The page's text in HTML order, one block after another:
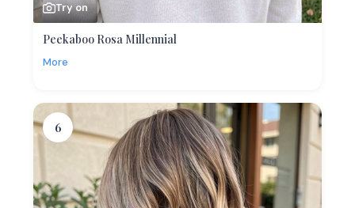
Try on
Peekaboo Rosa Millennial
More
6